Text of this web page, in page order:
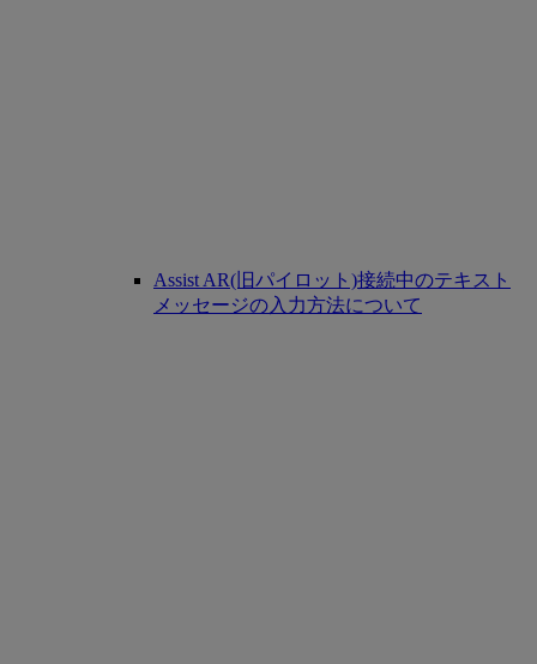
Assist AR(旧パイロット)接続中のテキスト
メッセージの入力方法について